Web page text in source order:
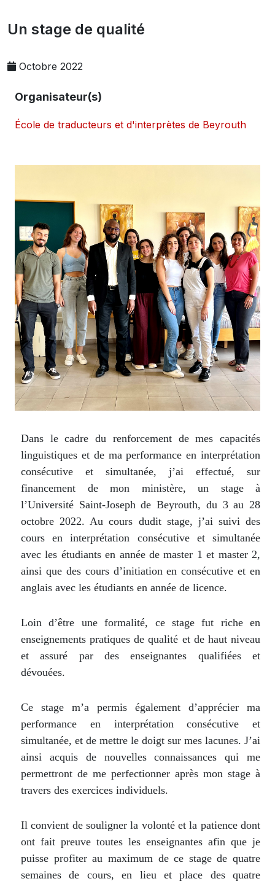
Un stage de qualité
Octobre 2022
Organisateur(s)
École de traducteurs et d'interprètes de Beyrouth
Dans le cadre du renforcement de mes capacités
linguistiques et de ma performance en interprétation
consécutive et simultanée, j’ai effectué, sur
financement de mon ministère, un stage à
l’Université Saint-Joseph de Beyrouth, du 3 au 28
octobre 2022. Au cours dudit stage, j’ai suivi des
cours en interprétation consécutive et simultanée
avec les étudiants en année de master 1 et master 2,
ainsi que des cours d’initiation en consécutive et en
anglais avec les étudiants en année de licence.
Loin d’être une formalité, ce stage fut riche en
enseignements pratiques de qualité et de haut niveau
et assuré par des enseignantes qualifiées et
dévouées.
Ce stage m’a permis également d’apprécier ma
performance en interprétation consécutive et
simultanée, et de mettre le doigt sur mes lacunes. J’ai
ainsi acquis de nouvelles connaissances qui me
permettront de me perfectionner après mon stage à
travers des exercices individuels.
Il convient de souligner la volonté et la patience dont
ont fait preuve toutes les enseignantes afin que je
puisse profiter au maximum de ce stage de quatre
semaines de cours, en lieu et place des quatre